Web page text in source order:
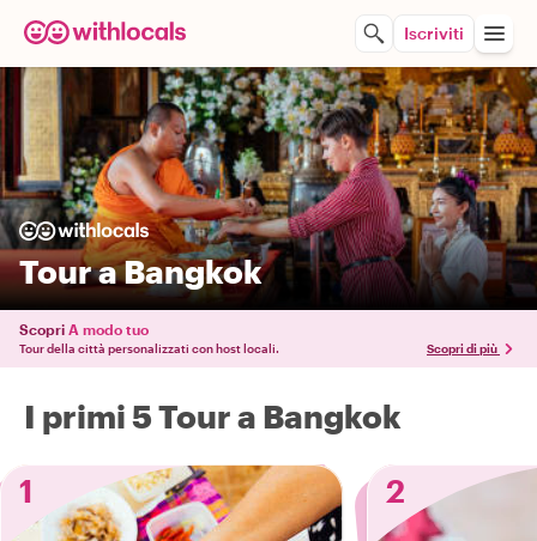
Iscriviti
Tour a Bangkok
Scopri A modo tuo
Tour della città personalizzati con host locali. Scopri di più
I primi 5 Tour a Bangkok
1
2